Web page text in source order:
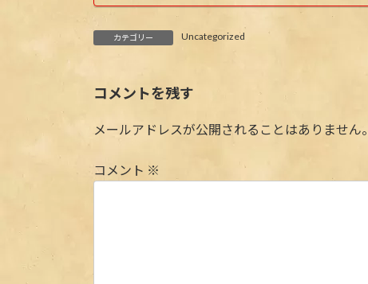
カテゴリー Uncategorized
コメントを残す
メールアドレスが公開されることはありません。
コメント ※